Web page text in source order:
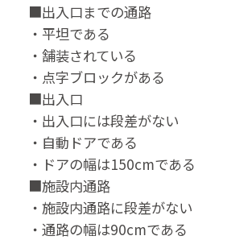
■出入口までの通路
・平坦である
・舗装されている
・点字ブロックがある
■出入口
・出入口には段差がない
・自動ドアである
・ドアの幅は150cmである
■施設内通路
・施設内通路に段差がない
・通路の幅は90cmである